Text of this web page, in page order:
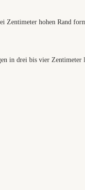
Zentimeter hohen Rand
in drei bis vier Zentimeter